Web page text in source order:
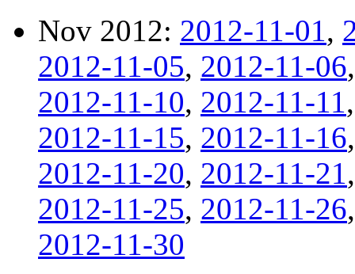
Nov 2012: 2012-11-01,
2012-11-05, 2012-11-06
2012-11-10, 2012-11-11
2012-11-15, 2012-11-16
2012-11-20, 2012-11-21
2012-11-25, 2012-11-26
2012-11-30